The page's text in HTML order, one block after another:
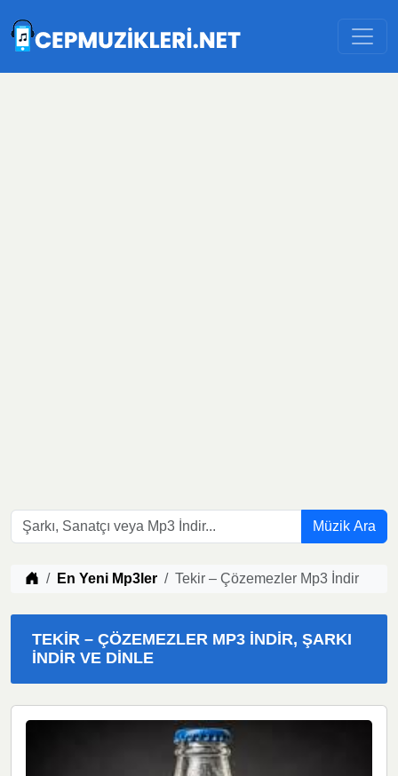
Müzik Ara
Müzik indir
En Yeni Mp3ler Tekir – Çözemezler Mp3 İndir
TEKIR – ÇÖZEMEZLER MP3 İNDIR, ŞARKI
İNDIR VE DINLE